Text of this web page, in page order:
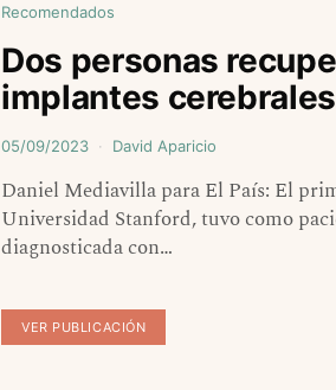
Recomendados
Dos personas
implantes cerebrales
05/09/2023 David Aparicio
Daniel Mediavilla para El País: El
Universidad Stanford, tuvo como
diagnosticada con…
VER PUBLICACIÓN